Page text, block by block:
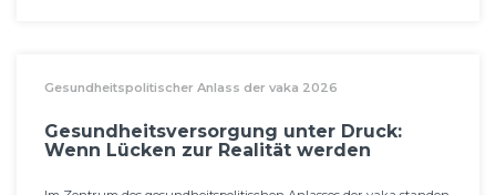
Gesundheitspolitischer Anlass der vaka 2026
Gesundheitsversorgung unter Druck:
Wenn Lücken zur Realität werden